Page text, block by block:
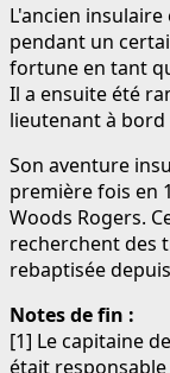
L'ancien
pendant un
fortune en tant
Il a ensuite été
lieutenant à
Son aventure
première fois en
Woods Rogers.
recherchent des
rebaptisée
Notes de fin :
[1] Le capitaine
était